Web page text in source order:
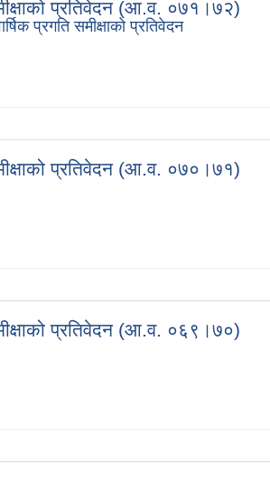
प्रतिवेदन (आ.व. ०७१।७२)
प्रगति समीक्षाको प्रतिवेदन
प्रतिवेदन (आ.व. ०७०।७१)
प्रतिवेदन (आ.व. ०६९।७०)